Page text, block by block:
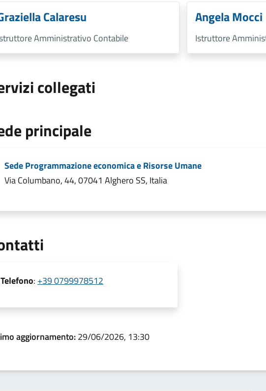
Calaresu
Amministrativo Contabile
Angela Mocci
Istruttore
collegati
principale
Sede Programmazione economica e Risorse Umane
Via Columbano, 44, 07041 Alghero SS, Italia
Telefono: +39 0799978512
aggiornamento:29/06/2026, 13:30